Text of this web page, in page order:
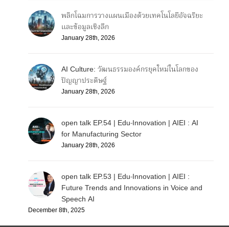
พลิกโฉมการวางแผนเมืองด้วยเทคโนโลยีอัจฉริยะ
และข้อมูลเชิงลึก
January 28th, 2026
AI Culture: วัฒนธรรมองค์กรยุคใหม่ในโลกของ
ปัญญาประดิษฐ์
January 28th, 2026
open talk EP.54 | Edu-Innovation | AIEI : AI
for Manufacturing Sector
January 28th, 2026
open talk EP.53 | Edu-Innovation | AIEI :
Future Trends and Innovations in Voice and
Speech AI
December 8th, 2025